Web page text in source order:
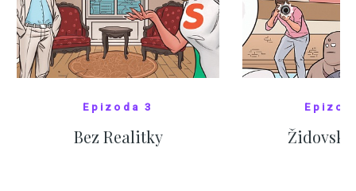
Epizoda 3
Bez Realitky